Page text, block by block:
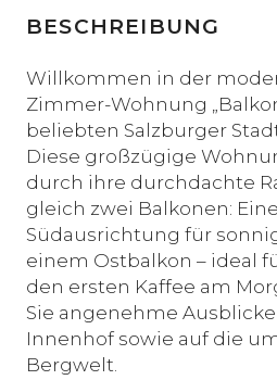
BESCHREIBUNG
Willkommen in der
Zimmer-Wohnung
beliebten Salzburger
Diese großzügige
durch ihre durchdachte
gleich zwei Balkonen:
Südausrichtung für
einem Ostbalkon – ideal
den ersten Kaffee am
Sie angenehme
Innenhof sowie auf die
Bergwelt.